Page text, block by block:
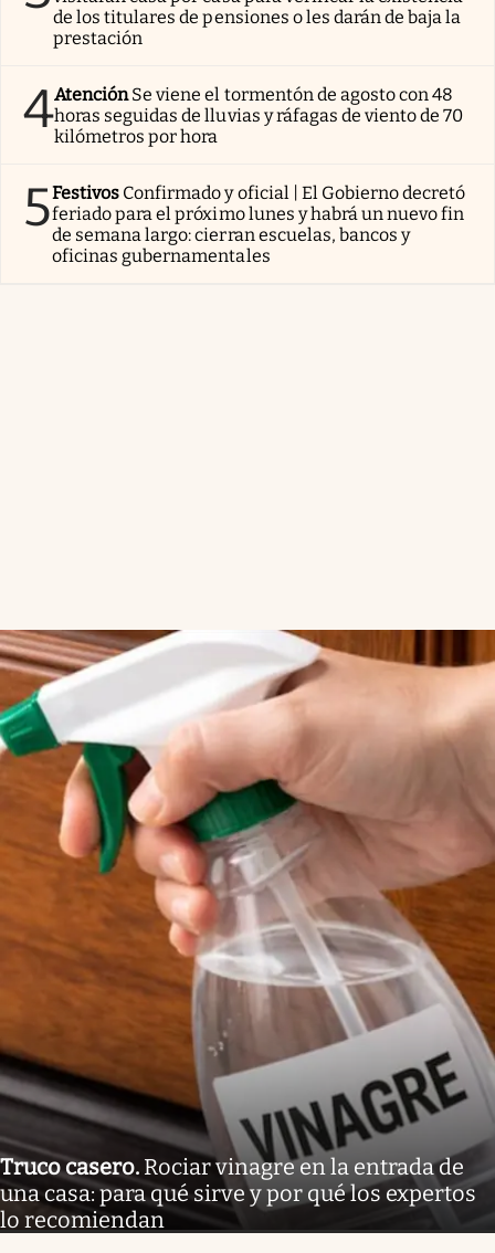
de los titulares de pensiones o les darán de baja la
prestación
4AtenciónSe viene el tormentón de agosto con 48
horas seguidas de lluvias y ráfagas de viento de 70
kilómetros por hora
5Festivos Confirmado y oficial | El Gobierno decretó
feriado para el próximo lunes y habrá un nuevo fin
de semana largo: cierran escuelas, bancos y
oficinas gubernamentales
Truco casero. Rociar vinagre en la entrada de
una casa: para qué sirve y por qué los expertos
lo recomiendan